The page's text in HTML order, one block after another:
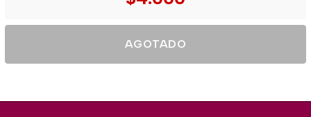
AGOTADO